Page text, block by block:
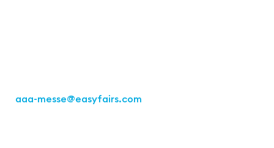
aaa-messe@easyfairs.com